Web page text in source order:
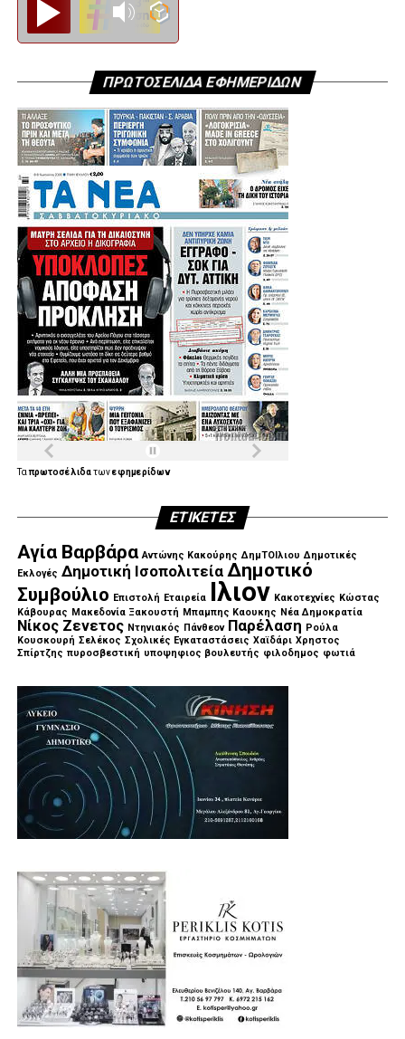
ΠΡΩΤΟΣΕΛΙΔΑ ΕΦΗΜΕΡΙΔΩΝ
Ταπρωτοσέλιδατωνεφημερίδων
ΕΤΙΚΈΤΕΣ
Αγία Βαρβάρα Αντώνης Κακούρης ΔημΤΟΙλιου Δημοτικές
Εκλογές Δημοτική Ισοπολιτεία Δημοτικό
Συμβούλιο Επιστολή Εταιρεία Ιλιον Κακοτεχνίες Κώστας
Κάβουρας Μακεδονία Ξακουστή Μπαμπης Καουκης Νέα Δημοκρατία
Νίκος Ζενετος Ντηνιακός Πάνθεον Παρέλαση Ρούλα
Κουσκουρή Σελέκος Σχολικές Εγκαταστάσεις Χαϊδάρι Χρηστος
Σπίρτζης πυροσβεστική υποψηφιος βουλευτής φιλοδημος φωτιά